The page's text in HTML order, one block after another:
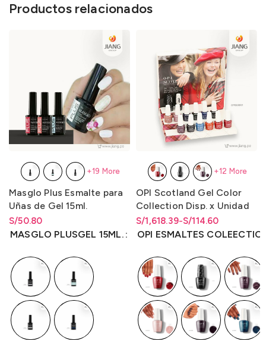
Productos relacionados
Masglo Plus Esmalte para
Uñas de Gel 15ml.
S/50.80
Rango de precios: desde
S/50.80 hastaS/50.80
MASGLO PLUSGEL 15ML.
+19 More
OPI Scotland Gel Color
Collection Disp. x Unidad
y Disp. x Kit de 14
Unidades
S/114.60
-
S/1,618.39
Rango de precios: desde
S/114.60 hasta S/1,618.39
Rango de precios: desde
S/114.60hastaS/1,618.39
OPI ESMALTES
+12 More